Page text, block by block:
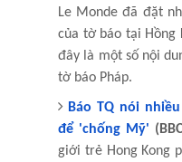
Le Monde đã đặt
của tờ báo tại Hồng
đây là một số nội
tờ báo Pháp.
Báo TQ nói
để 'chống Mỹ'
giới trẻ Hong Kong